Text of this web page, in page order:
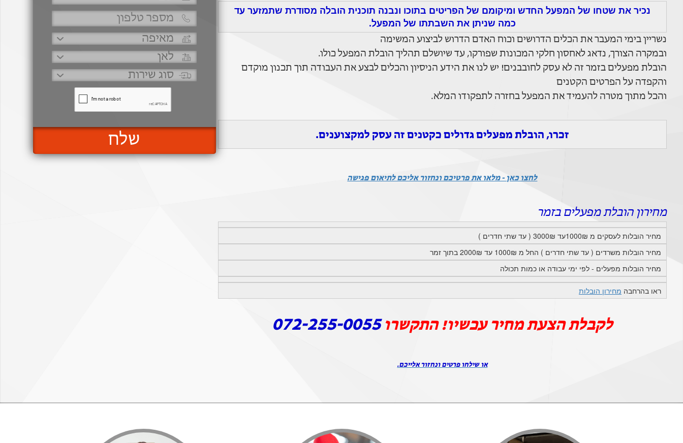
נכיר את שטחו של המפעל החדש ומיקומם של הפריטים בתוכו ונבנה תוכנית הובלה מסודרת שתמזער עד
כמה שניתן את השבתתו של המפעל.
נשריין בימי המעבר את הכלים הדרושים וכוח האדם הדרוש לביצוע המשימה
ובמקרה הצורך, נדאג לאחסון חלקי המכונות שפורקו, עד שיושלם תהליך הובלת המפעל כולו.
הובלת מפעלים בזמר זה לא עסק לחובבנים! יש לנו את הידע הניסיון והכלים לבצע את העבודה תוך תכנון מוקדם
והקפדה על הפרטים הקטנים
והכל מתוך מטרה להעמיד את המפעל בחזרה לתפקודו המלא.
זכרו, הובלת מפעלים גדולים כקטנים זה עסק למקצוענים.
לחצו כאן - מלאו את פרטיכם ונחזור אליכם לתיאום פגישה
מחירון הובלת מפעלים בזמר
מחיר הובלות לעסקים מ 1000₪עד 3000₪ ( עד שתי חדרים )
מחיר הובלות משרדים ( עד שתי חדרים ) החל מ 1000₪ עד 2000₪ בתוך זמר
מחיר הובלות מפעלים - לפי ימי עבודה או כמות תכולה
ראו בהרחבה מחירון הובלות
לקבלת הצעת מחיר עכשיו! התקשרו072-255-0055
או שילחו פרטים ונחזור אלייכם.
שלח